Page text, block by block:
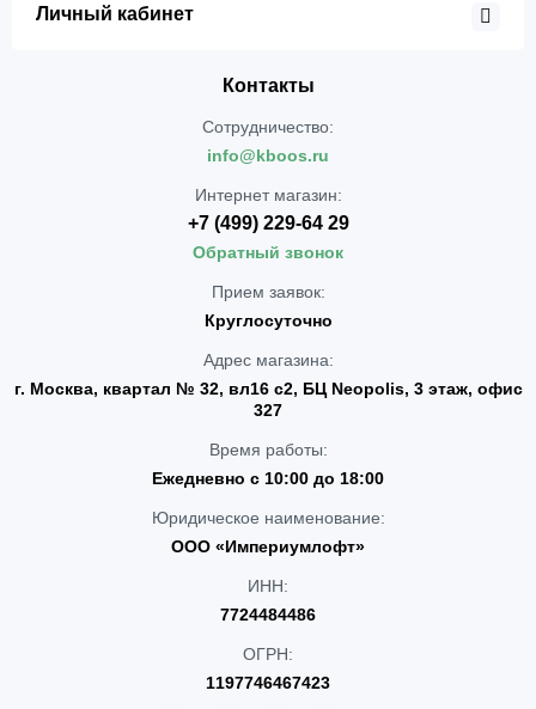
Личный кабинет
Контакты
Сотрудничество:
info@kboos.ru
Интернет магазин:
+7 (499) 229-64 29
Обратный звонок
Прием заявок:
Круглосуточно
Адрес магазина:
г. Москва, квартал № 32, вл16 с2, БЦ Neopolis, 3 этаж, офис
327
Время работы:
Ежедневно с 10:00 до 18:00
Юридическое наименование:
ООО «Империумлофт»
ИНН:
7724484486
ОГРН:
1197746467423